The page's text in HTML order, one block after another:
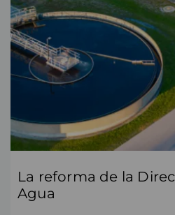
La reforma de la
Agua